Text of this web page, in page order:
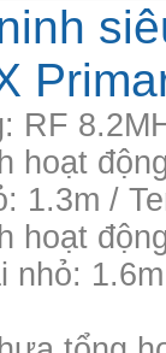
RF
hoạt
1.3m /
hoạt
nhỏ: